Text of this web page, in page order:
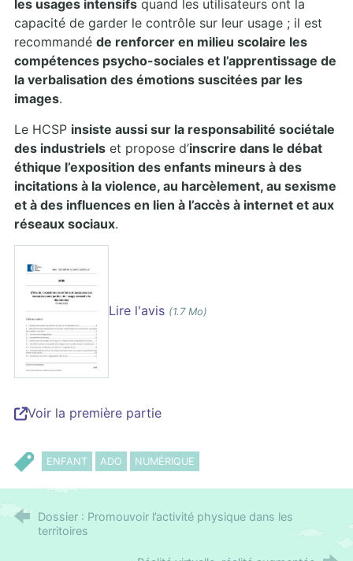
les usages intensifsquand les utilisateurs ont la
capacité de garder le contrôle sur leur usage ; il est
recommandé de renforcer en milieu scolaire les
compétences psycho-sociales et l’apprentissage de
la verbalisation des émotions suscitées par les
images.
Le HCSP insiste aussi sur la responsabilité sociétale
des industrielset propose d’inscrire dans le débat
éthique l’exposition des enfants mineurs à des
incitations à la violence, au harcèlement, au sexisme
et à des influences en lien à l’accès à internet et aux
réseaux sociaux.
Lire l'avis (1.7 Mo)
Voir la première partie
ENFANT ADO NUMÉRIQUE
Dossier : Promouvoir l’activité physique dans les
territoires